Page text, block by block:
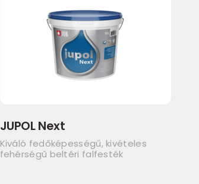
JUPOL Next
Kiváló fedőképességű, kivételes
fehérségű beltéri falfesték